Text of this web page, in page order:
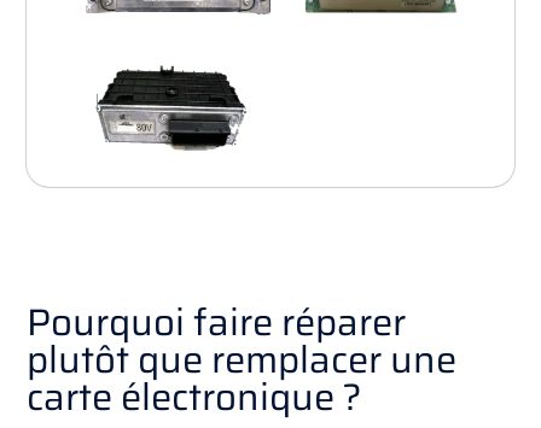
Pourquoi faire réparer
plutôt que remplacer une
carte électronique ?